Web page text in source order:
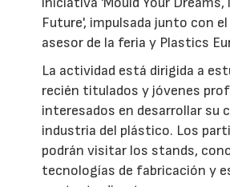
Future', impulsada junto con
asesor de la feria y Plastics
La actividad está dirigida a
recién titulados y jóvenes
interesados en desarrollar su
industria del plástico. Los
podrán visitar los stands,
tecnologías de fabricación y